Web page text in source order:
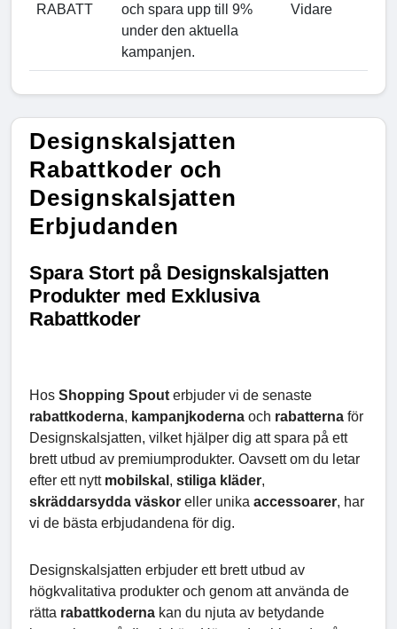
RABATT
och spara upp till 9%
under den aktuella
kampanjen.
Vidare
Designskalsjatten
Rabattkoder och
Designskalsjatten
Erbjudanden
Spara Stort på Designskalsjatten
Produkter med Exklusiva
Rabattkoder
Hos Shopping Spout erbjuder vi de senaste
rabattkoderna, kampanjkoderna och rabatterna för
Designskalsjatten, vilket hjälper dig att spara på ett
brett utbud av premiumprodukter. Oavsett om du letar
efter ett nytt mobilskal , stiliga kläder,
skräddarsydda väskor eller unika accessoarer, har
vi de bästa erbjudandena för dig.
Designskalsjatten erbjuder ett brett utbud av
högkvalitativa produkter och genom att använda de
rätta rabattkoderna kan du njuta av betydande